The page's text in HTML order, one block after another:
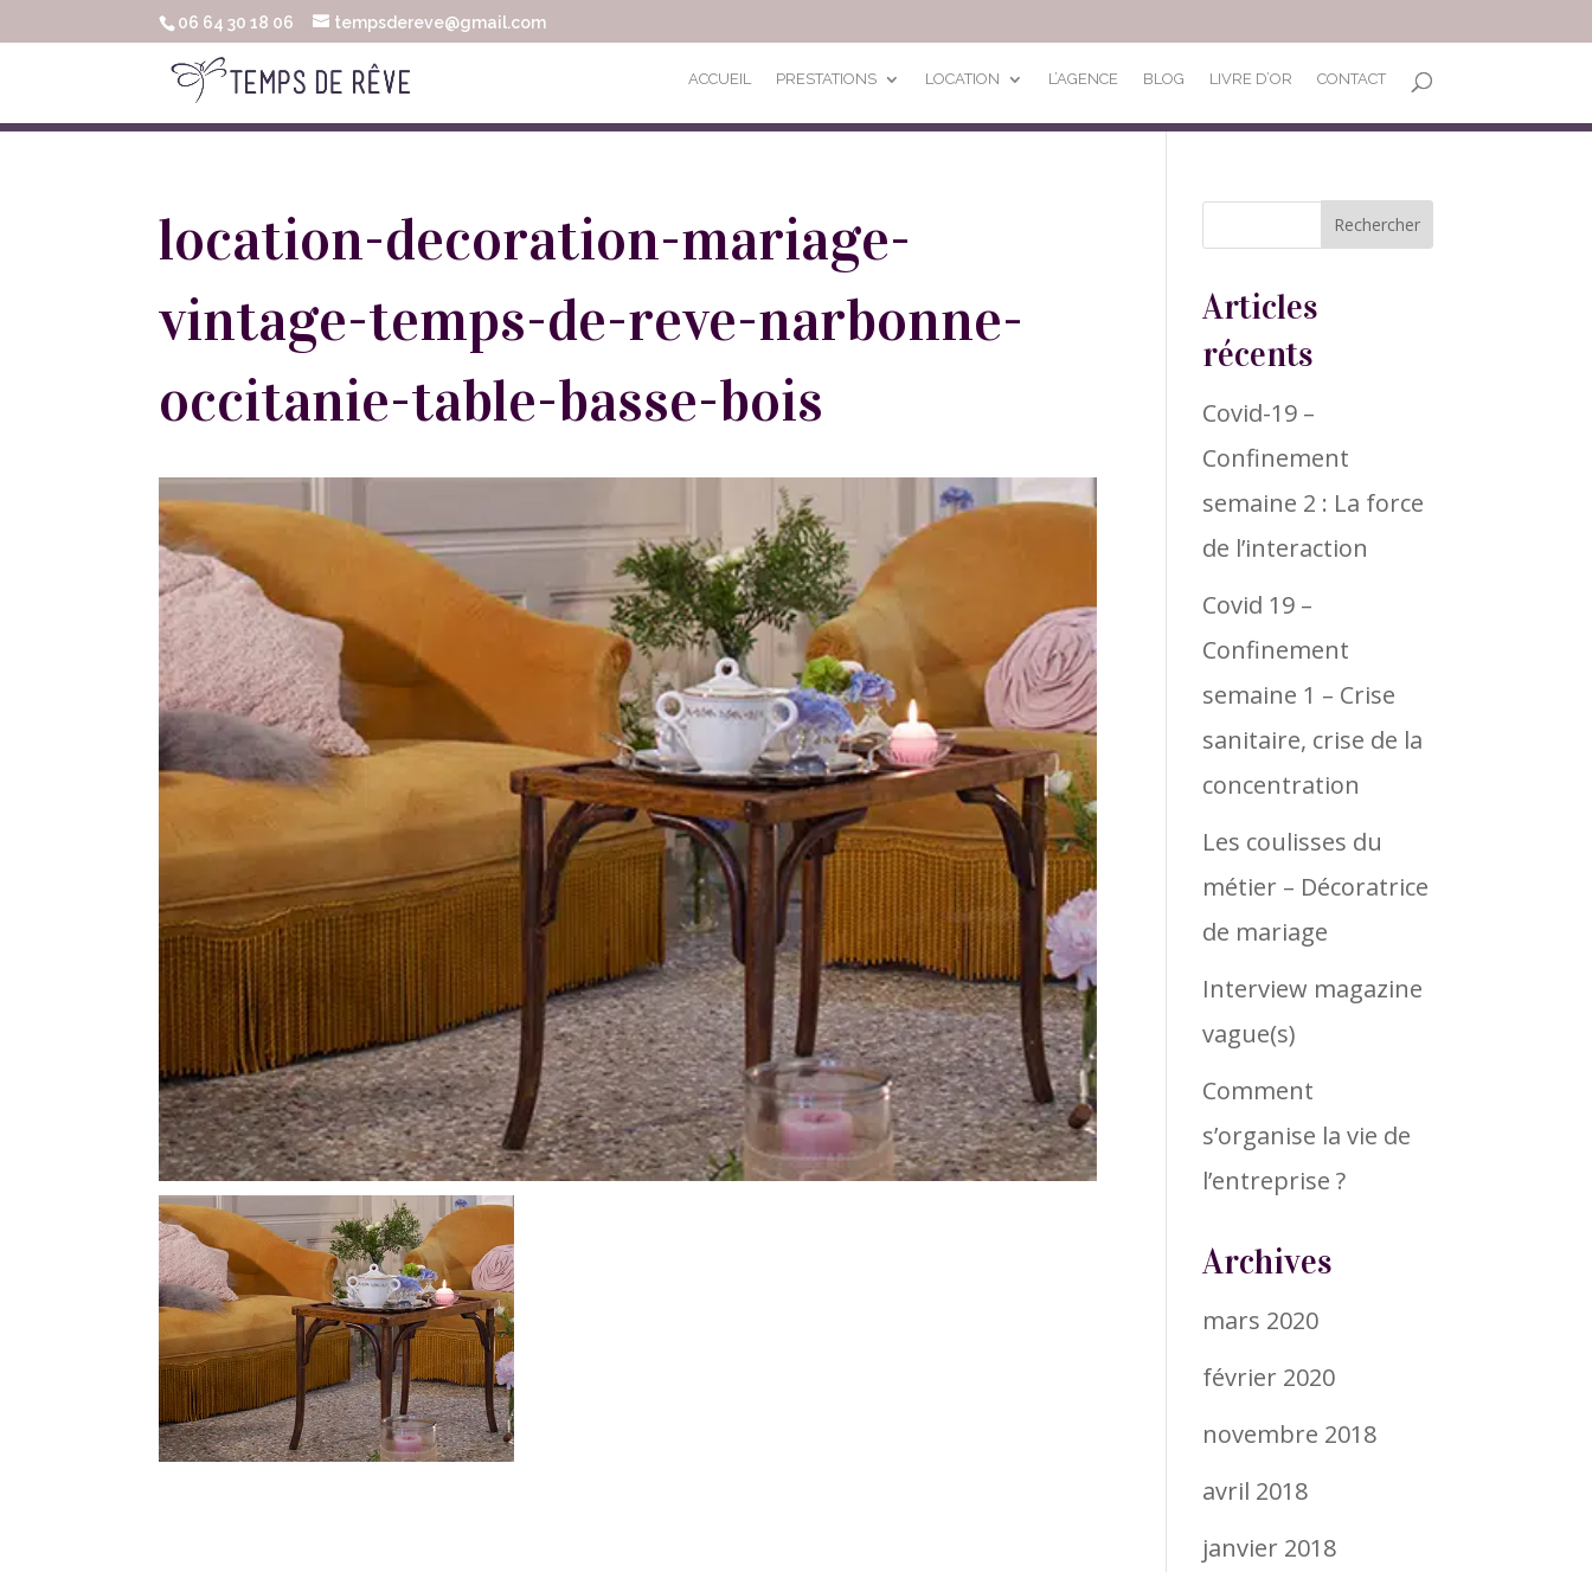
06 64 30 18 06 tempsdereve@gmail.com
ACCUEIL PRESTATIONS LOCATION L’AGENCE BLOG LIVRE D’OR CONTACT
location-decoration-mariage-
vintage-temps-de-reve-narbonne-
occitanie-table-basse-bois
Articles
récents
Covid-19 –
Confinement
semaine 2 : La force
de l’interaction
Covid 19 –
Confinement
semaine 1 – Crise
sanitaire, crise de la
concentration
Les coulisses du
métier – Décoratrice
de mariage
Interview magazine
vague(s)
Comment
s’organise la vie de
l’entreprise ?
Archives
mars 2020
février 2020
novembre 2018
avril 2018
janvier 2018